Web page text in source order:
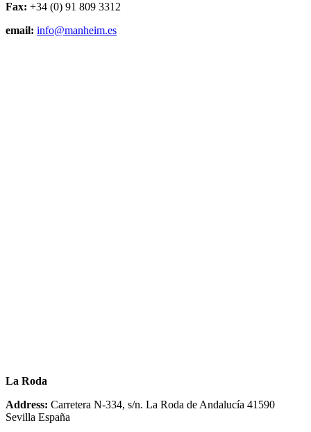
Fax: +34 (0) 91 809 3312
email: info@manheim.es
La Roda
Address: Carretera N-334, s/n. La Roda de Andalucía 41590
Sevilla España